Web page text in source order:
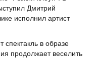
Дмитрий
исполнил артист
спектакль в образе
продолжает веселить